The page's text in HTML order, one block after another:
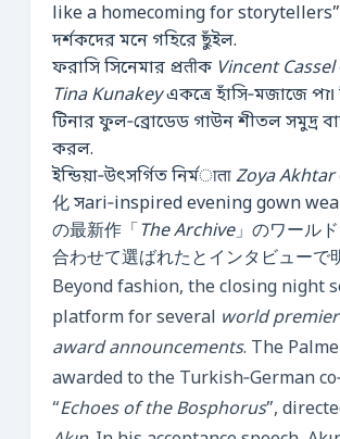
like a homecoming for
দর্শকদের মনে গহিরে ছুঁইল.
ফরাসি সিনেমার প্রतीক Vincent Cassel
Tina Kunakeyএকত্রে হাঁসি‑মজাজে পוז দিলেন, যখন
টিনার ফুল‑ব্রোডেড গাউন শীতল সমুদ্র
করল.
ইন্ডিয়া‑উৎসর্গিত নির্মाताZoya Akhtar
化 সari‑inspired evening gown
の最新作「 The Archive」のワール
合わせて選ばれたとインタビューで
Beyond fashion, the closing night
platform for several world
award announcements. The
awarded to the Turkish‑German
“Echoes of the Bosphorus”,